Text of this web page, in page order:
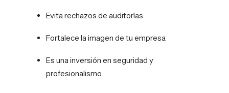
Evita rechazos de auditorías.
Fortalece la imagen de tu empresa.
Es una inversión en seguridad y
profesionalismo.